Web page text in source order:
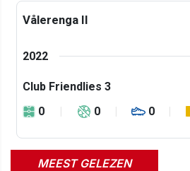
Vålerenga II
2022
Club Friendlies 3
0
0 0
MEEST GELEZEN